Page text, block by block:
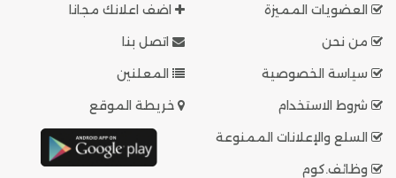
العضويات المميزة
من نحن
سياسة الخصوصية
شروط الاستخدام
السلع والإعلانات الممنوعة
وظائف.كوم
اضف اعلانك مجانا
اتصل بنا
المعلنين
خريطة الموقع